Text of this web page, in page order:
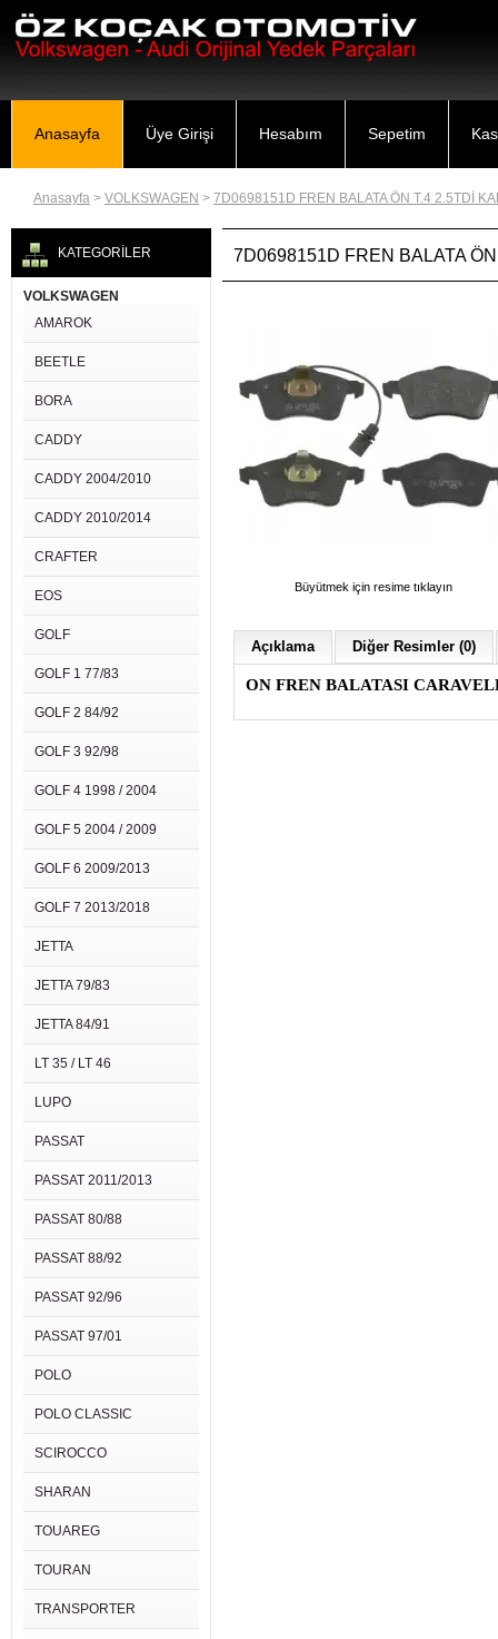
Anasayfa Üye Girişi Hesabım Sepetim
Anasayfa > VOLKSWAGEN > 7D0698151D FREN BALATA ÖN T.4 2.5TDİ
KATEGORİLER
VOLKSWAGEN
AMAROK
BEETLE
BORA
CADDY
CADDY 2004/2010
CADDY 2010/2014
CRAFTER
EOS
GOLF
GOLF 1 77/83
GOLF 2 84/92
GOLF 3 92/98
GOLF 4 1998 / 2004
GOLF 5 2004 / 2009
GOLF 6 2009/2013
GOLF 7 2013/2018
JETTA
JETTA 79/83
JETTA 84/91
LT 35 / LT 46
LUPO
PASSAT
PASSAT 2011/2013
PASSAT 80/88
PASSAT 88/92
PASSAT 92/96
PASSAT 97/01
POLO
POLO CLASSIC
SCIROCCO
SHARAN
TOUAREG
TOURAN
TRANSPORTER
7D0698151D FREN BALATA
Büyütmek için resime tıklayın
Açıklama Diğer Resimler (0)
ON FREN BALATASI